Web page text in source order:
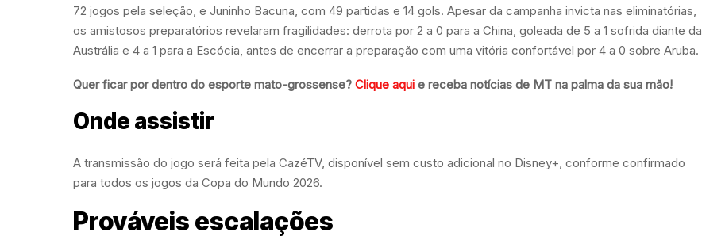
72 jogos pela seleção, e Juninho Bacuna, com 49 partidas e 14 gols. Apesar da campanha invicta nas eliminatórias,
os amistosos preparatórios revelaram fragilidades: derrota por 2 a 0 para a China, goleada de 5 a 1 sofrida diante da
Austrália e 4 a 1 para a Escócia, antes de encerrar a preparação com uma vitória confortável por 4 a 0 sobre Aruba.
Quer ficar por dentro do esporte mato-grossense? Clique aqui e receba notícias de MT na palma da sua mão!
Onde assistir
A transmissão do jogo será feita pela CazéTV, disponível sem custo adicional no Disney+, conforme confirmado
para todos os jogos da Copa do Mundo 2026.
Prováveis escalações